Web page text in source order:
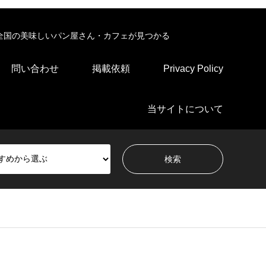
の美味しいパン屋さん・カフェが見つかる
問い合わせ 掲載依頼 Privacy Policy
当サイトについて